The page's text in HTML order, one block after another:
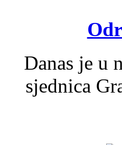
Danas je u
sjednica